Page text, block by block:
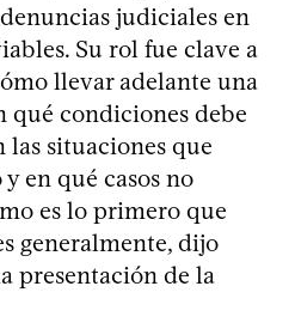
judiciales en
Su rol fue clave a
llevar adelante una
qué condiciones debe
las situaciones que
en qué casos no
es lo primero que
generalmente, dijo
presentación de la